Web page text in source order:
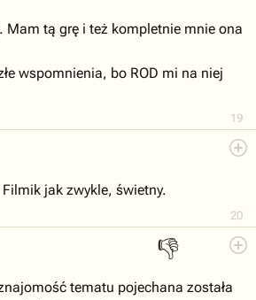
19
Mam tą grę i też kompletnie mnie ona
wspomnienia, bo ROD mi na niej
20
jak zwykle, świetny.
👎
tematu pojechana została